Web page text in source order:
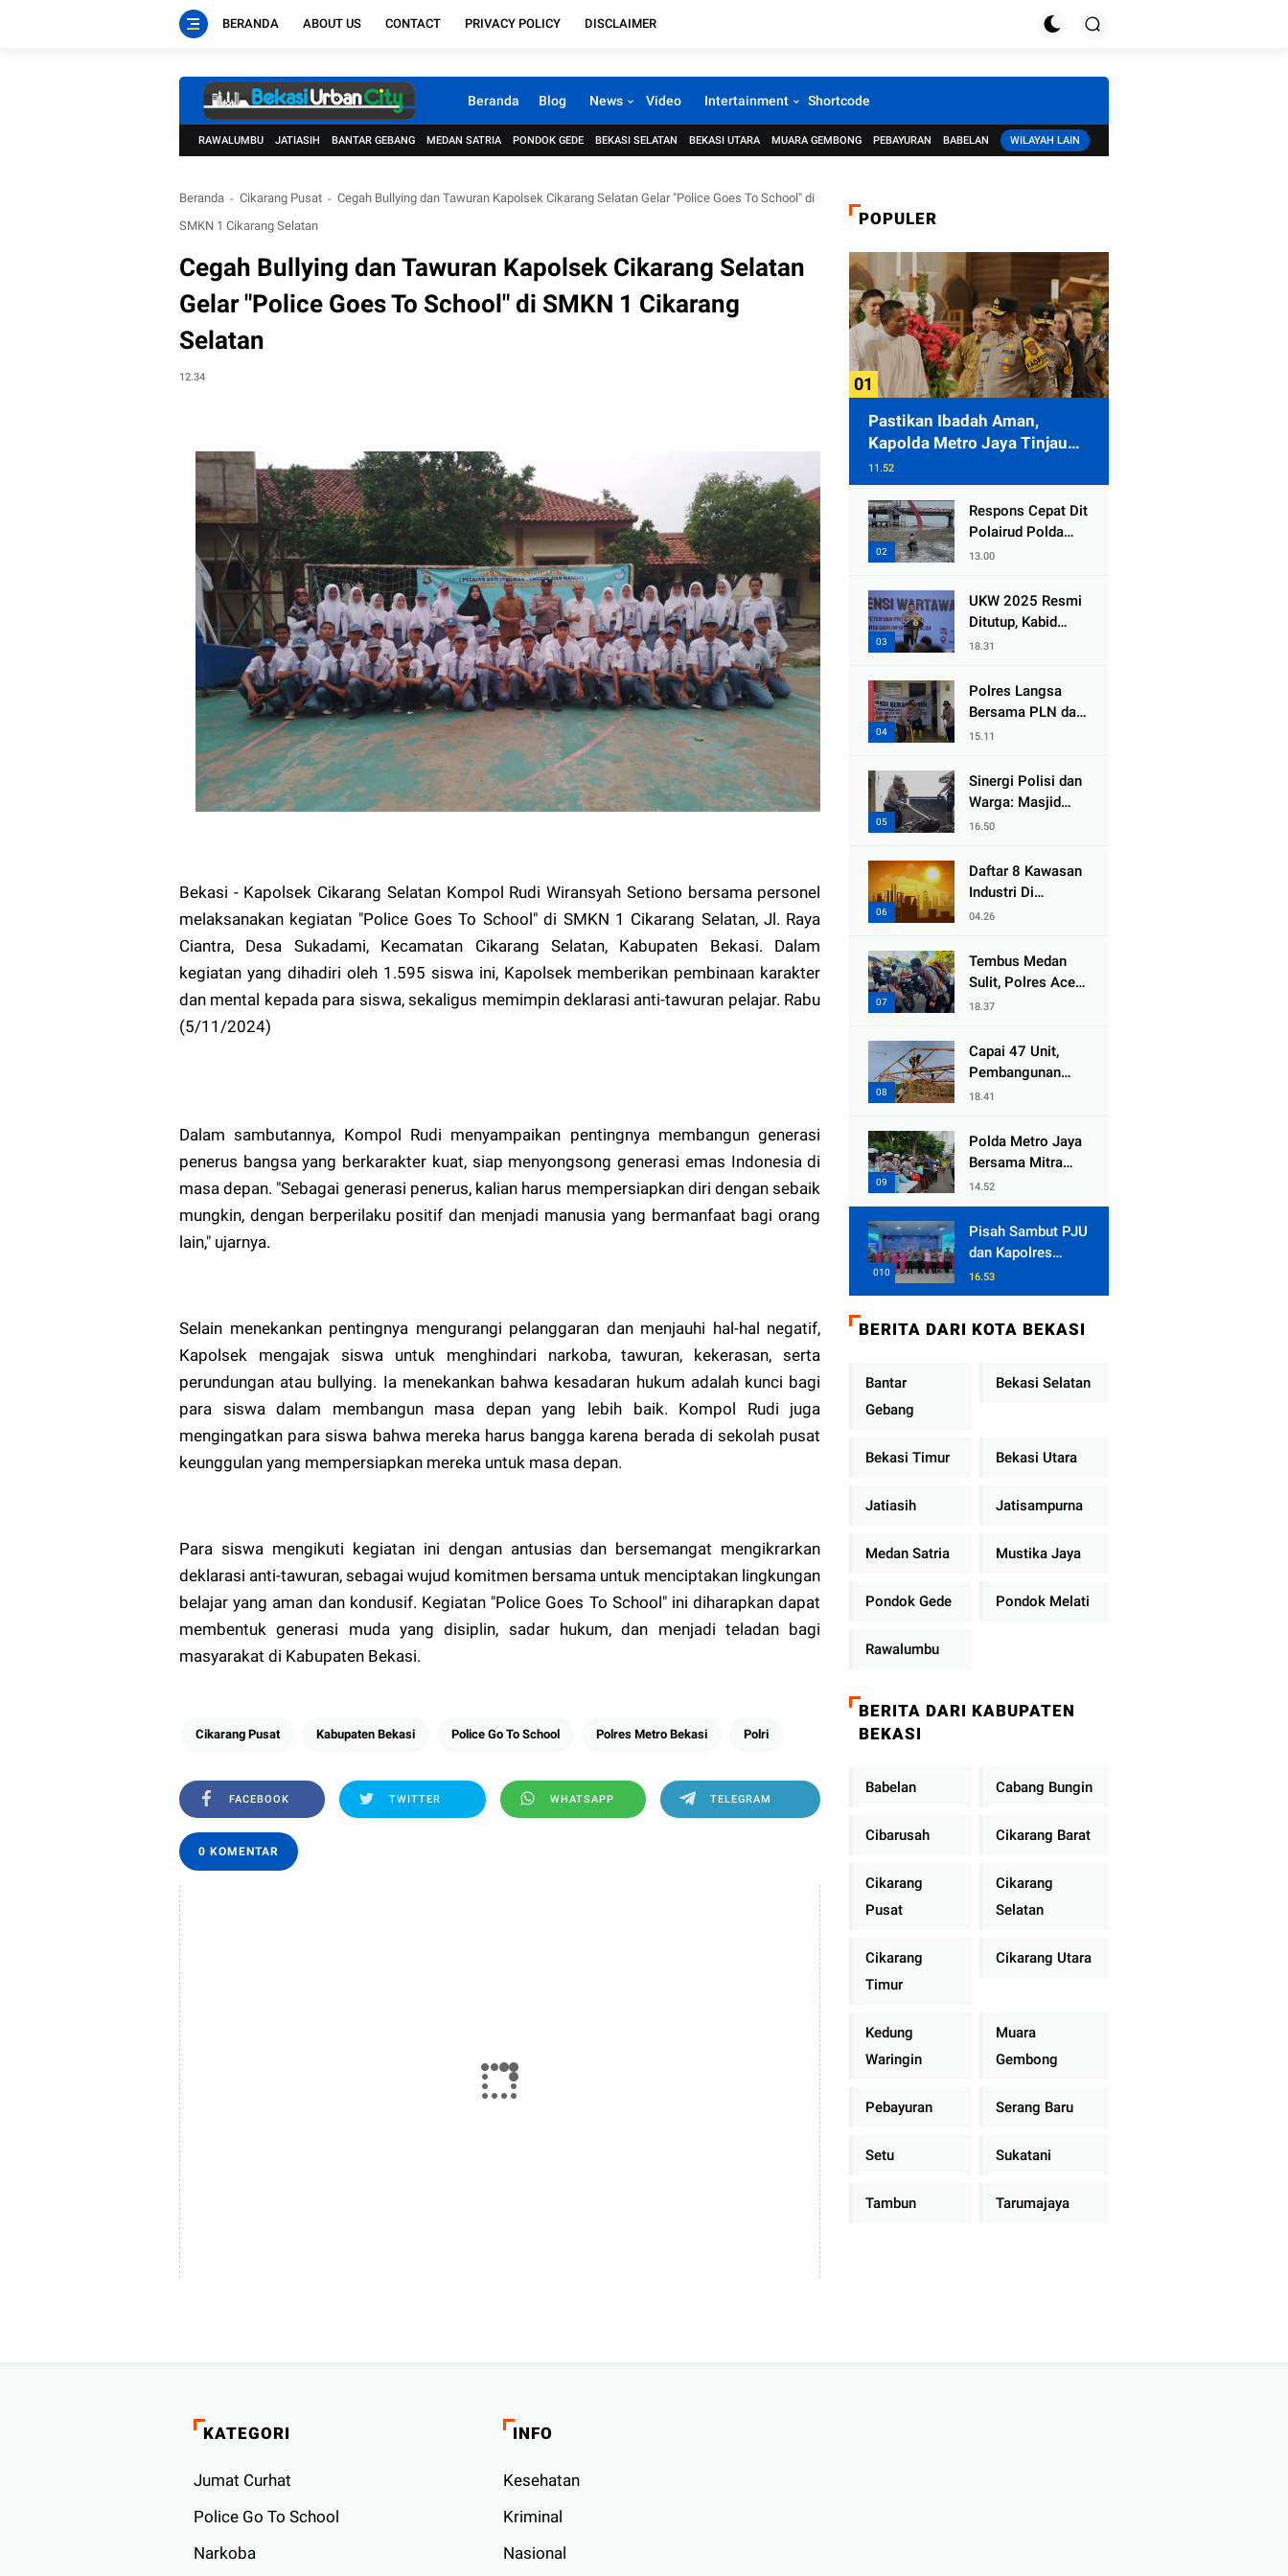
BERANDA ABOUT US CONTACT PRIVACY POLICY DISCLAIMER
Beranda Blog News Video Intertainment Shortcode
RAWALUMBU JATIASIH BANTAR GEBANG MEDAN SATRIA PONDOK GEDE BEKASI SELATAN BEKASI UTARA MUARA GEMBONG PEBAYURAN BABELAN WILAYAH LAIN
Beranda Cikarang Pusat
Cegah Bullying dan Tawuran Kapolsek Cikarang Selatan Gelar "Police Goes To School" di
SMKN 1 Cikarang Selatan
Cegah Bullying dan Tawuran Kapolsek Cikarang Selatan
Gelar "Police Goes To School" di SMKN 1 Cikarang
Selatan
12.34
Bekasi - Kapolsek Cikarang Selatan Kompol Rudi Wiransyah Setiono bersama personel
melaksanakan kegiatan "Police Goes To School" di SMKN 1 Cikarang Selatan, Jl. Raya
Ciantra, Desa Sukadami, Kecamatan Cikarang Selatan, Kabupaten Bekasi. Dalam
kegiatan yang dihadiri oleh 1.595 siswa ini, Kapolsek memberikan pembinaan karakter
dan mental kepada para siswa, sekaligus memimpin deklarasi anti-tawuran pelajar. Rabu
(5/11/2024)
Dalam sambutannya, Kompol Rudi menyampaikan pentingnya membangun generasi
penerus bangsa yang berkarakter kuat, siap menyongsong generasi emas Indonesia di
masa depan. "Sebagai generasi penerus, kalian harus mempersiapkan diri dengan sebaik
mungkin, dengan berperilaku positif dan menjadi manusia yang bermanfaat bagi orang
lain," ujarnya.
Selain menekankan pentingnya mengurangi pelanggaran dan menjauhi hal-hal negatif,
Kapolsek mengajak siswa untuk menghindari narkoba, tawuran, kekerasan, serta
perundungan atau bullying. Ia menekankan bahwa kesadaran hukum adalah kunci bagi
para siswa dalam membangun masa depan yang lebih baik. Kompol Rudi juga
mengingatkan para siswa bahwa mereka harus bangga karena berada di sekolah pusat
keunggulan yang mempersiapkan mereka untuk masa depan.
Para siswa mengikuti kegiatan ini dengan antusias dan bersemangat mengikrarkan
deklarasi anti-tawuran, sebagai wujud komitmen bersama untuk menciptakan lingkungan
belajar yang aman dan kondusif. Kegiatan "Police Goes To School" ini diharapkan dapat
membentuk generasi muda yang disiplin, sadar hukum, dan menjadi teladan bagi
masyarakat di Kabupaten Bekasi.
Cikarang Pusat Kabupaten Bekasi Police Go To School Polres Metro Bekasi Polri
FACEBOOK TWITTER WHATSAPP TELEGRAM
0 KOMENTAR
POPULER
Pastikan Ibadah Aman,
Kapolda Metro Jaya Tinjau
Pengamanan Gereja di Kelapa
Gading
11.52
Respons Cepat Dit
Polairud Polda
Jatim Selamatkan
Lumpur di Wisata
Kenjeran
13.00
UKW 2025 Resmi
Ditutup, Kabid
Humas PMJ: Pers
Strategis Polri
Tangkal Hoaks
18.31
Polres Langsa
Bersama PLN dan
Warga
Kemanusiaan
Pascabanjir di
15.11
Sinergi Polisi dan
Warga: Masjid
Syuhada, Bener
dari Duka Bencana
16.50
Daftar 8 Kawasan
Industri Di
Kabupaten Bekasi,
Cinlok Juga Ada
Gak ?
04.26
Tembus Medan
Sulit, Polres Aceh
Tengah
Sembako dan
Sling Baja ke
18.37
Capai 47 Unit,
Pembangunan
Huntara Sat
Sumbar Terus
Berjalan di Pauh
18.41
Polda Metro Jaya
Bersama Mitra
Gelar Jumat
Peduli Tingkatkan
Kepedulian Sosial
14.52
Pisah Sambut PJU
dan Kapolres
Jajaran, Kapolda
Metro Jaya
Pelayanan Publik
16.53
BERITA DARI KOTA BEKASI
Bantar
Gebang
Bekasi Selatan
Bekasi Timur Bekasi Utara
Jatiasih Jatisampurna
Medan Satria Mustika Jaya
Pondok Gede Pondok Melati
Rawalumbu
BERITA DARI KABUPATEN
BEKASI
Babelan Cabang Bungin
Cibarusah Cikarang Barat
Cikarang
Pusat
Cikarang
Selatan
Cikarang
Timur
Cikarang Utara
Kedung
Waringin
Muara
Gembong
Pebayuran Serang Baru
Setu Sukatani
Tambun Tarumajaya
KATEGORI
Jumat Curhat
Police Go To School
Narkoba
INFO
Kesehatan
Kriminal
Nasional